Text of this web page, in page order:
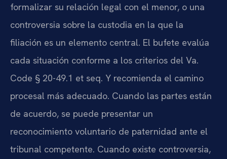
formalizar su relación legal con el menor, o una
controversia sobre la custodia en la que la
filiación es un elemento central. El bufete evalúa
cada situación conforme a los criterios del Va.
Code § 20-49.1 et seq. Y recomienda el camino
procesal más adecuado. Cuando las partes están
de acuerdo, se puede presentar un
reconocimiento voluntario de paternidad ante el
tribunal competente. Cuando existe controversia,